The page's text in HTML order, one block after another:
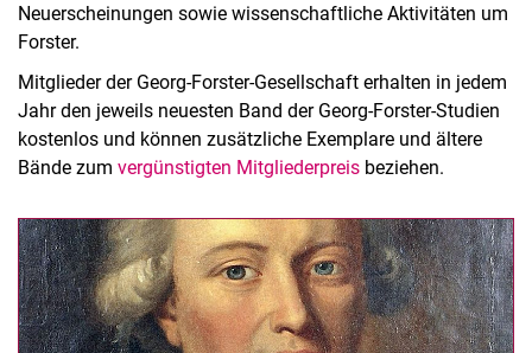
Neuerscheinungen sowie wissenschaftliche Aktivitäten um
Forster.
Mitglieder der Georg-Forster-Gesellschaft erhalten in jedem
Jahr den jeweils neuesten Band der Georg-Forster-Studien
kostenlos und können zusätzliche Exemplare und ältere
Bände zum vergünstigten Mitgliederpreis beziehen.